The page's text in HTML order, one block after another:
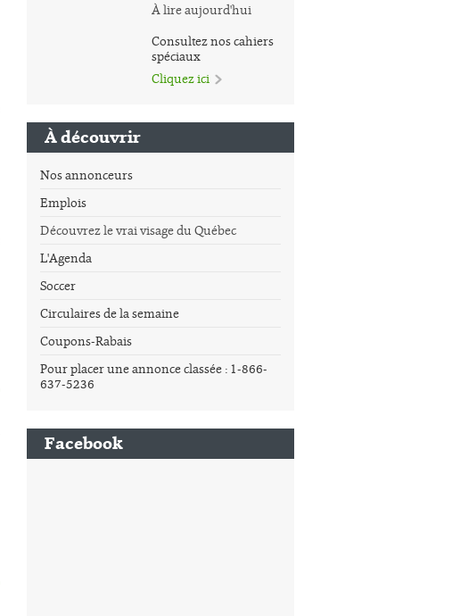
À lire aujourd'hui
Consultez nos cahiers
spéciaux
Cliquez ici
À découvrir
Nos annonceurs
Emplois
Découvrez le vrai visage du Québec
L'Agenda
Soccer
Circulaires de la semaine
Coupons-Rabais
Pour placer une annonce classée : 1-866-
637-5236
Facebook